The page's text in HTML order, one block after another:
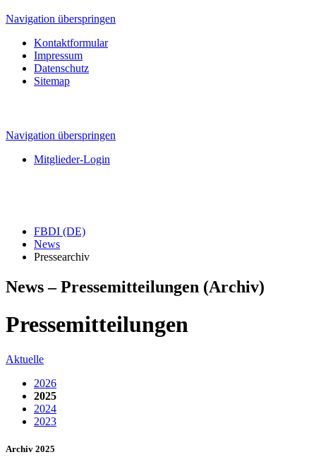
Navigation überspringen
Kontaktformular
Impressum
Datenschutz
Sitemap
Navigation überspringen
Mitglieder-Login
FBDI (DE)
News
Pressearchiv
News – Pressemitteilungen (Archiv)
Pressemitteilungen
Aktuelle
2026
2025
2024
2023
Archiv 2025